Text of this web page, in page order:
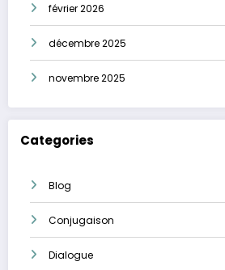
février 2026
décembre 2025
novembre 2025
Categories
Blog
Conjugaison
Dialogue